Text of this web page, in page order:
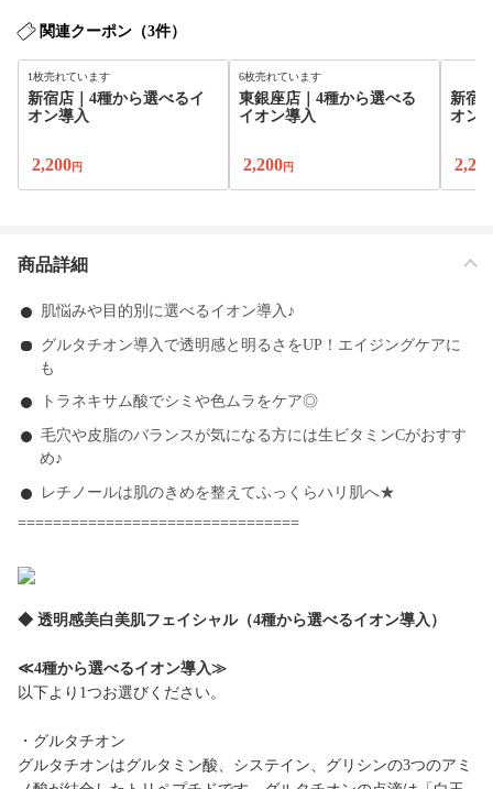
関連クーポン（3件）
1枚売れています
新宿店｜4種から選べるイ
オン導入
2,200円
6枚売れています
東銀座店｜4種から選べる
イオン導入
2,200円
新宿
オン
2,200
商品詳細
肌悩みや目的別に選べるイオン導入♪
グルタチオン導入で透明感と明るさをUP！エイジングケアに
も
トラネキサム酸でシミや色ムラをケア◎
毛穴や皮脂のバランスが気になる方には生ビタミンCがおすす
め♪
レチノールは肌のきめを整えてふっくらハリ肌へ★
================================
◆ 透明感美白美肌フェイシャル（4種から選べるイオン導入）
≪4種から選べるイオン導入≫
以下より1つお選びください。
・グルタチオン
グルタチオンはグルタミン酸、システイン、グリシンの3つのアミ